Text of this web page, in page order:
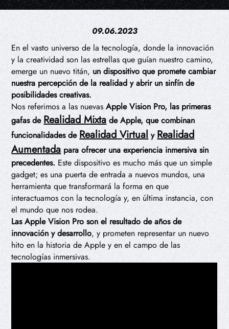
09.06.2023
En el vasto universo de la tecnología, donde la innovación
y la creatividad son las estrellas que guían nuestro camino,
emerge un nuevo titán, un dispositivo que promete cambiar
nuestra percepción de la realidad y abrir un sinfín de
posibilidades creativas.
Nos referimos a las nuevas Apple Vision Pro, las primeras
gafas deRealidad Mixtade Apple, que combinan
funcionalidades deRealidad VirtualyRealidad
Aumentada para ofrecer una experiencia inmersiva sin
precedentes. Este dispositivo es mucho más que un simple
gadget; es una puerta de entrada a nuevos mundos, una
herramienta que transformará la forma en que
interactuamos con la tecnología y, en última instancia, con
el mundo que nos rodea.
Las Apple Vision Pro son el resultado de años de
innovación y desarrollo, y prometen representar un nuevo
hito en la historia de Apple y en el campo de las
tecnologías inmersivas.